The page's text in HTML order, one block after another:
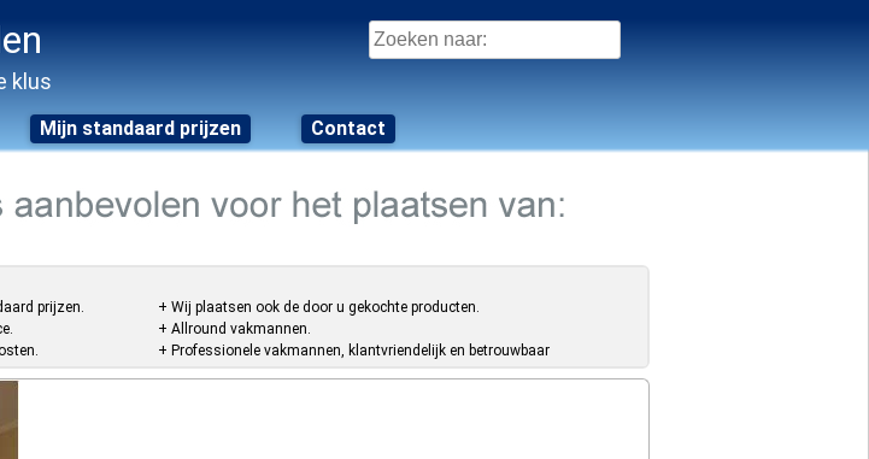
klus
Zoeken
naar:
Mijn standaard prijzen Contact
prijzen.
+ Wij plaatsen ook de door u gekochte producten.
+ Allround vakmannen.
+ Professionele vakmannen, klantvriendelijk en betrouwbaar